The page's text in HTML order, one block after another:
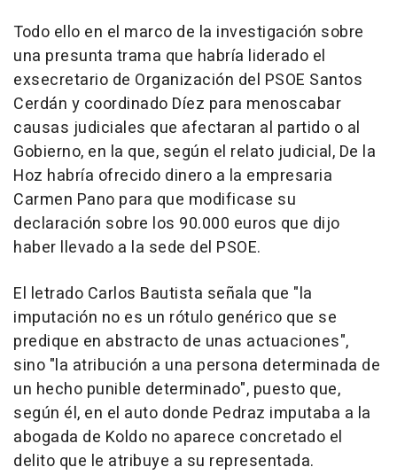
Todo ello en el marco de la investigación sobre
una presunta trama que habría liderado el
exsecretario de Organización del PSOE Santos
Cerdán y coordinado Díez para menoscabar
causas judiciales que afectaran al partido o al
Gobierno, en la que, según el relato judicial, De la
Hoz habría ofrecido dinero a la empresaria
Carmen Pano para que modificase su
declaración sobre los 90.000 euros que dijo
haber llevado a la sede del PSOE.
El letrado Carlos Bautista señala que "la
imputación no es un rótulo genérico que se
predique en abstracto de unas actuaciones",
sino "la atribución a una persona determinada de
un hecho punible determinado", puesto que,
según él, en el auto donde Pedraz imputaba a la
abogada de Koldo no aparece concretado el
delito que le atribuye a su representada.